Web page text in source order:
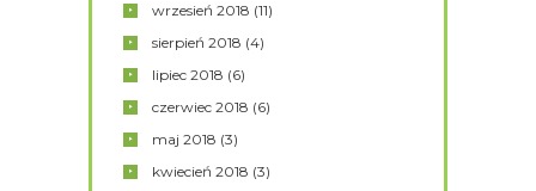
wrzesień2018 (11)
sierpień2018 (4)
lipiec2018 (6)
czerwiec2018 (6)
maj2018 (3)
kwiecień2018 (3)